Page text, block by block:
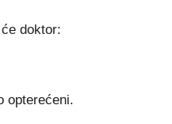
doktor:
opterećeni.